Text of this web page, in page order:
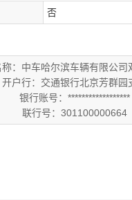
否
称：中车哈尔滨车辆有限公司
开户行：交通银行北京芳群园
银行账号：******************
联行号：301100000664